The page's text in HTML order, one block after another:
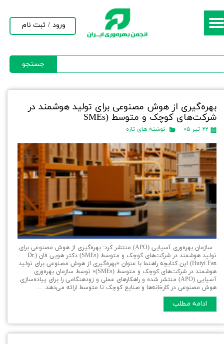
جستجو
ورود / ثبت نام
حساب کاربری من
خروج از حساب کاربری
بهره‌گیری از هوش مصنوعی برای تولید هوشمند در
شرکت‌های کوچک و متوسط (SMEs
۲۲ تیر ۰۵ نوشته های تازه
سازمان بهره‌وری آسیایی (APO) منتشر کرد: بهره‌گیری از هوش مصنوعی برای
تولید هوشمند در شرکت‌های کوچک و متوسط (SMEs) دکتر هویی فان (Dr.
Huiyi Fan) این کتابچه راهنما با عنوان «بهره‌گیری از هوش مصنوعی برای تولید
هوشمند در شرکت‌های کوچک و متوسط (SMEs)» توسط سازمان بهره‌وری
آسیایی (APO) منتشر شده و راهکارهای عملی و زودهنگامی را برای پیاده‌سازی
هوش مصنوعی در کارخانه‌ها و صنایع کوچک تا متوسط ارائه می‌دهد. …
ادامه مطلب